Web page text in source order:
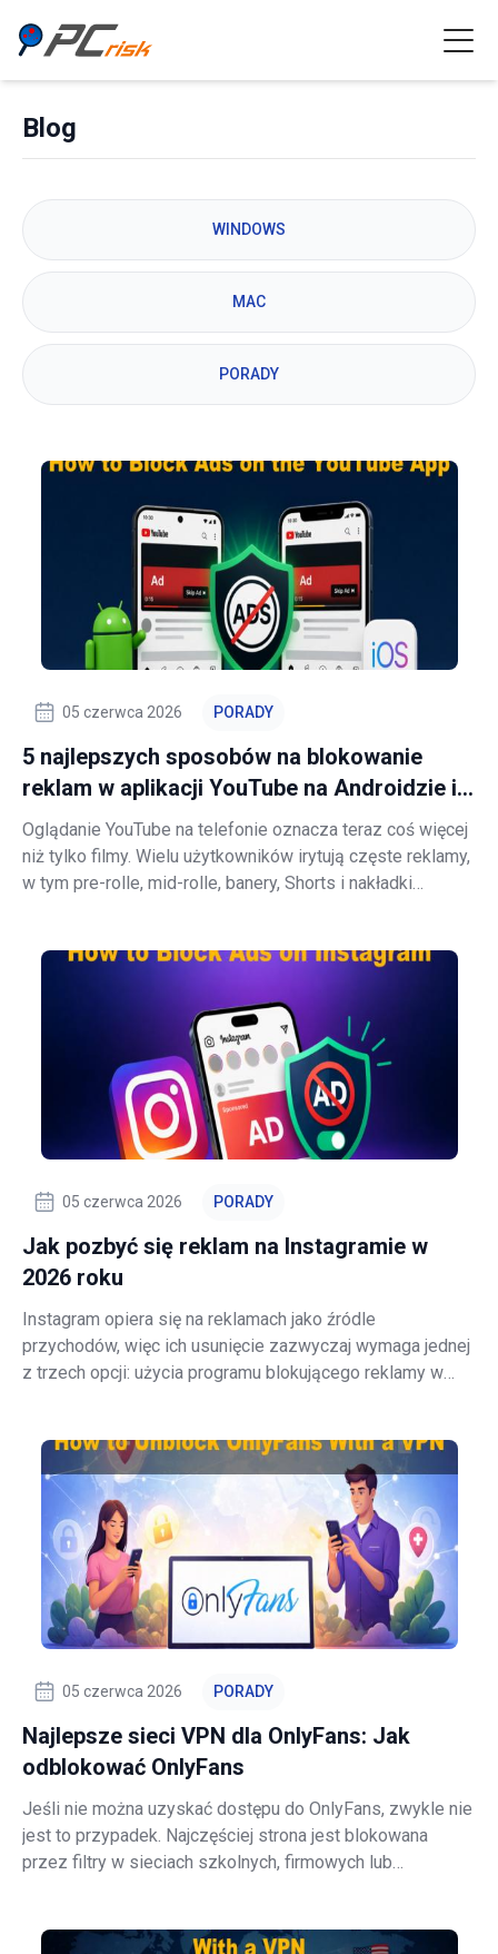
Blog
WINDOWS
MAC
PORADY
05 czerwca 2026 PORADY
5 najlepszych sposobów na blokowanie
reklam w aplikacji YouTube na Androidzie i
iOS
Oglądanie YouTube na telefonie oznacza teraz coś więcej
niż tylko filmy. Wielu użytkowników irytują częste reklamy,
w tym pre-rolle, mid-rolle, banery, Shorts i nakładki
Firmy twierdzą, że apl
05 czerwca 2026 PORADY
Jak pozbyć się reklam na Instagramie w
2026 roku
Instagram opiera się na reklamach jako źródle
przychodów, więc ich usunięcie zazwyczaj wymaga jednej
z trzech opcji: użycia programu blokującego reklamy w
niektórych regionach, wykupienia oficjalnej
05 czerwca 2026 PORADY
Najlepsze sieci VPN dla OnlyFans: Jak
odblokować OnlyFans
Jeśli nie można uzyskać dostępu do OnlyFans, zwykle nie
jest to przypadek. Najczęściej strona jest blokowana
przez filtry w sieciach szkolnych, firmowych lub
adresy IP sieci VPN jako podejrzane. W 2